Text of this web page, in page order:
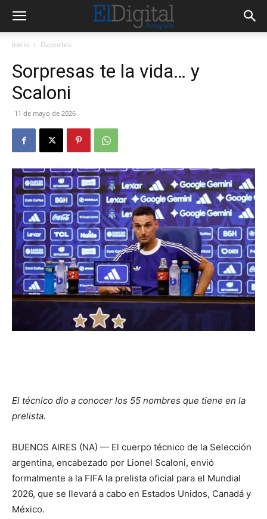
Inicio Deportes
Sorpresas te la vida… y
Scaloni
11 de mayo de 2026
El técnico dio a conocer los 55 nombres que tiene en la
prelista.
BUENOS AIRES (NA) — El cuerpo técnico de la Selección
argentina, encabezado por Lionel Scaloni, envió
formalmente a la FIFA la prelista oficial para el Mundial
2026, que se llevará a cabo en Estados Unidos, Canadá y
México.